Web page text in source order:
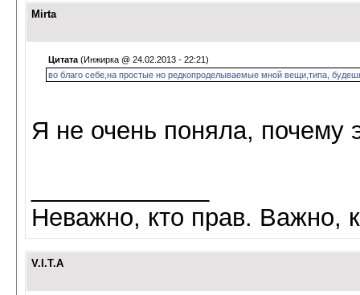
Mirta
Цитата (Инжирка @ 24.02.2013 - 22:21)
во благо себе,на простые но редкопроделываемые мной вещи,типа,
Я не очень поняла, почему
Неважно, кто прав. Важно,
V.I.T.A